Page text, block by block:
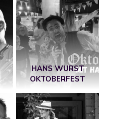
HANS WURST
OKTOBERFEST